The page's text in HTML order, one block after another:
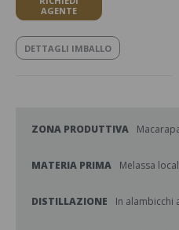
AGENTE
DETTAGLI IMBALLO
ZONA PRODUTTIVA
MATERIA PRIMA Melassa
DISTILLAZIONE In alambicchi